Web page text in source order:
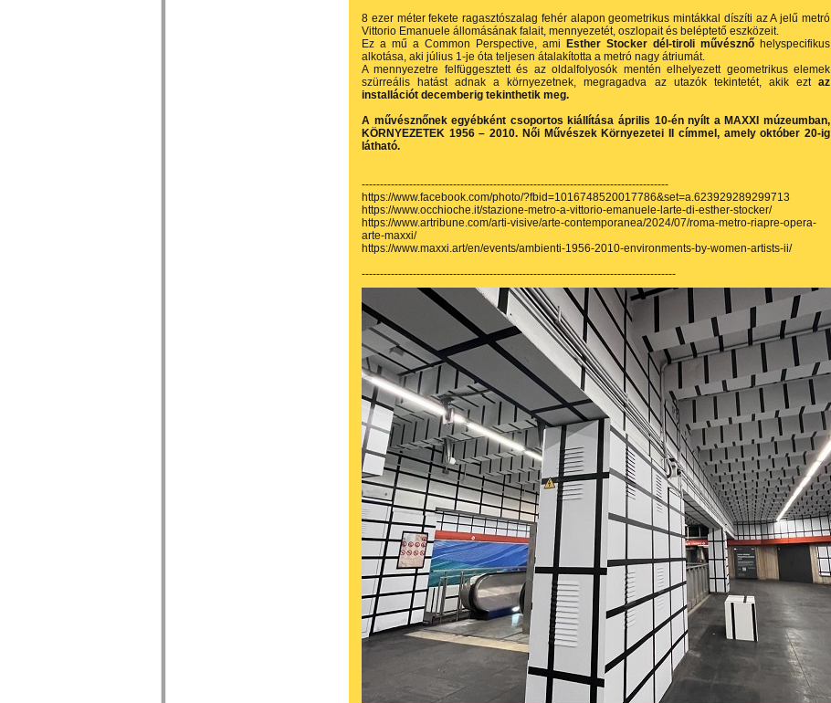
8 ezer méter fekete ragasztószalag fehér alapon geometrikus mintákkal díszíti az A jelű metró
Vittorio Emanuele állomásának falait, mennyezetét, oszlopait és beléptető eszközeit.
Ez a mű a Common Perspective, ami
Esther Stocker dél-tiroli művésznő helyspecifikus
alkotása, aki július 1-je óta teljesen átalakította a metró nagy átriumát.
A mennyezetre felfüggesztett és az oldalfolyosók mentén elhelyezett geometrikus elemek
szürreális hatást adnak a környezetnek, megragadva az utazók tekintetét, akik ezt az
installációt decemberig tekinthetik meg.
A művésznőnek egyébként csoportos kiállítása április 10-én nyílt a MAXXI múzeumban,
KÖRNYEZETEK 1956 – 2010. Női Művészek Környezetei II címmel, amely október 20-ig
látható.
------------------------------------------------------------------------------------
https://www.facebook.com/photo/?fbid=1016748520017786&set=a.623929289299713
https://www.occhioche.it/stazione-metro-a-vittorio-emanuele-larte-di-esther-stocker/
https://www.artribune.com/arti-visive/arte-contemporanea/2024/07/roma-metro-riapre-opera-
arte-maxxi/
https://www.maxxi.art/en/events/ambienti-1956-2010-environments-by-women-artists-ii/
--------------------------------------------------------------------------------------